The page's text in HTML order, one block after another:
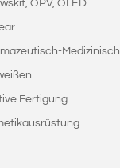
OPV, OLED
Medizinisch
Fertigung